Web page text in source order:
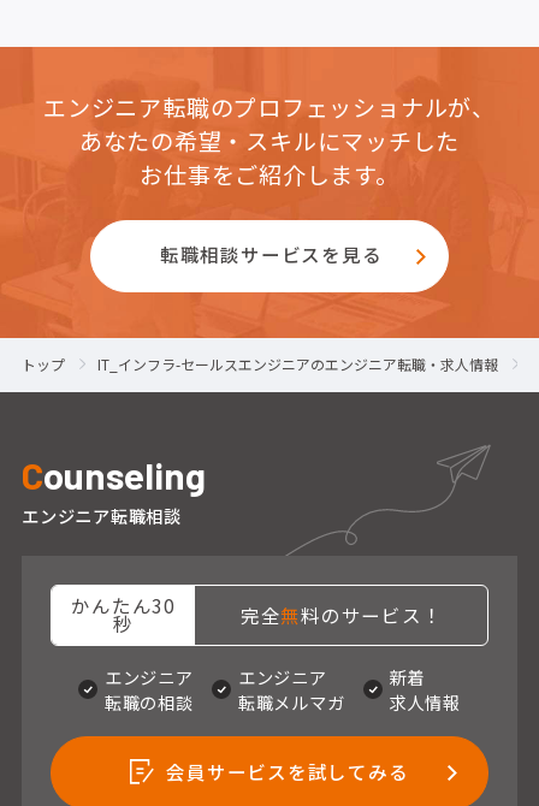
エンジニア転職のプロフェッショナルが、
あなたの希望・スキルにマッチした
お仕事をご紹介します。
転職相談サービスを見る
トップ IT_インフラ-セールスエンジニアのエンジニア転職・求人情報
Counseling
エンジニア転職相談
かんたん30
秒 完全無料のサービス！
エンジニア
転職の相談
エンジニア
転職メルマガ
新着
求人情報
会員サービスを試してみる